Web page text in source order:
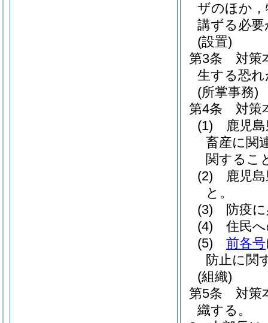
ザのほか
講ずる必
(設置)
第3条
対策
生する恐
(所掌事務)
第4条
対策
(1)
鹿児
畜産に関
関するこ
(2)
鹿児
と。
(3)
防疫
(4)
住民
(5)
前各号
防止に関
(組織)
第5条
対策
織する。